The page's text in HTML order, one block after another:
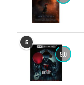
5
9.0